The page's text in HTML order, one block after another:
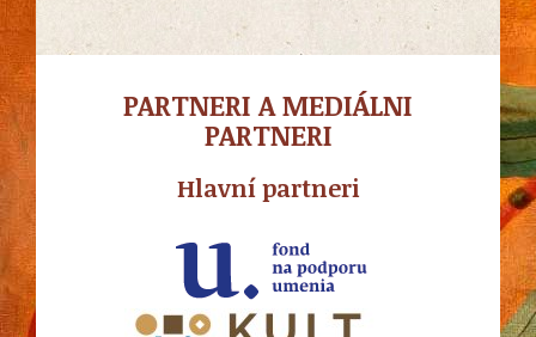
PARTNERI A MEDIÁLNI
PARTNERI
Hlavní partneri